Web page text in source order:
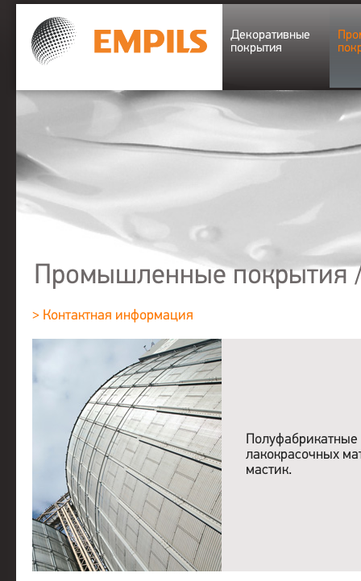
Декоративные
покрытия
Промышленные покрытия
> Контактная информация
Полуфабрикатные
лакокрасочных
мастик.